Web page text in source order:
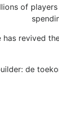
of
has revived
de